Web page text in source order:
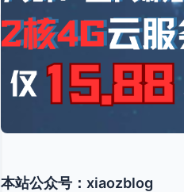
本站公众号：xiaozblog